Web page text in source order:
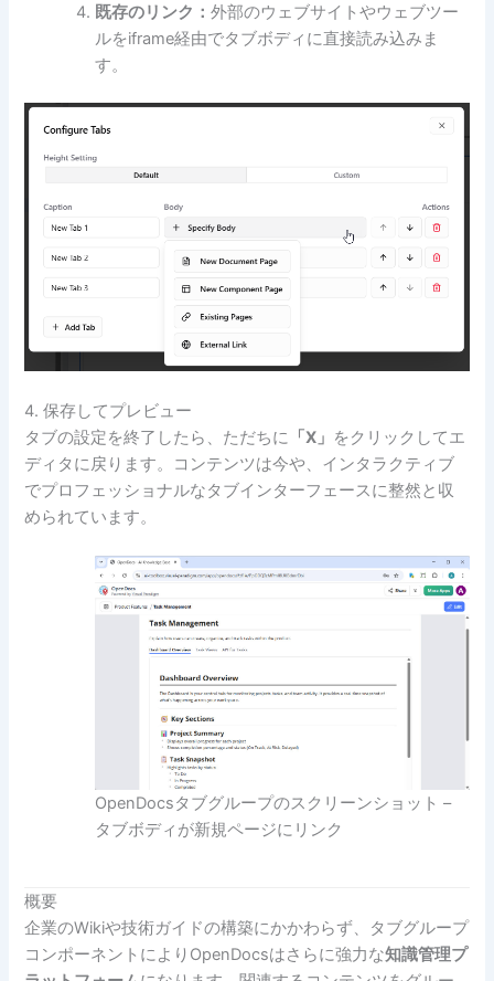
既存のリンク：外部のウェブサイトやウェブツー
ルをiframe経由でタブボディに直接読み込みま
す。
4. 保存してプレビュー
タブの設定を終了したら、ただちに
「X」 をクリックしてエ
ディタに戻ります。コンテンツは今や、インタラクティブ
でプロフェッショナルなタブインターフェースに整然と収
められています。
OpenDocsタブグループのスクリーンショット –
タブボディが新規ページにリンク
概要
企業のWikiや技術ガイドの構築にかかわらず、タブグループ
コンポーネントによりOpenDocsはさらに強力な知識管理プ